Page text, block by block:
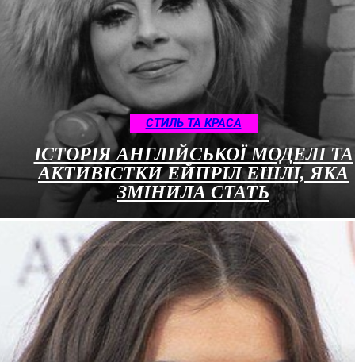
СТИЛЬ ТА КРАСА
ІСТОРІЯ АНГЛІЙСЬКОЇ МОДЕЛІ ТА
АКТИВІСТКИ ЕЙПРІЛ ЕШЛІ, ЯКА
ЗМІНИЛА СТАТЬ